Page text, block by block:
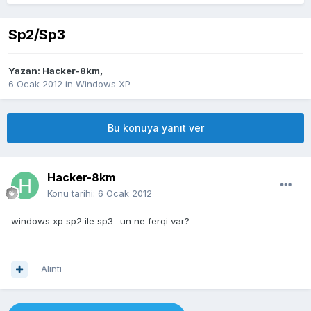
Sp2/Sp3
Yazan: Hacker-8km,
6 Ocak 2012 in Windows XP
Bu konuya yanıt ver
Hacker-8km
Konu tarihi: 6 Ocak 2012
windows xp sp2 ile sp3 -un ne ferqi var?
Alıntı